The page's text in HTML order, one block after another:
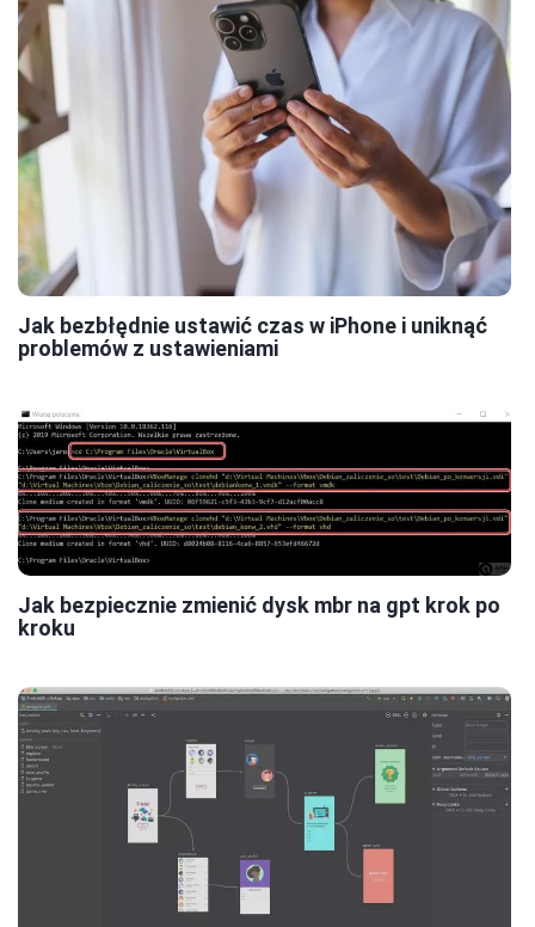
Jak bezbłędnie ustawić czas w iPhone i uniknąć
problemów z ustawieniami
Jak bezpiecznie zmienić dysk mbr na gpt krok po
kroku